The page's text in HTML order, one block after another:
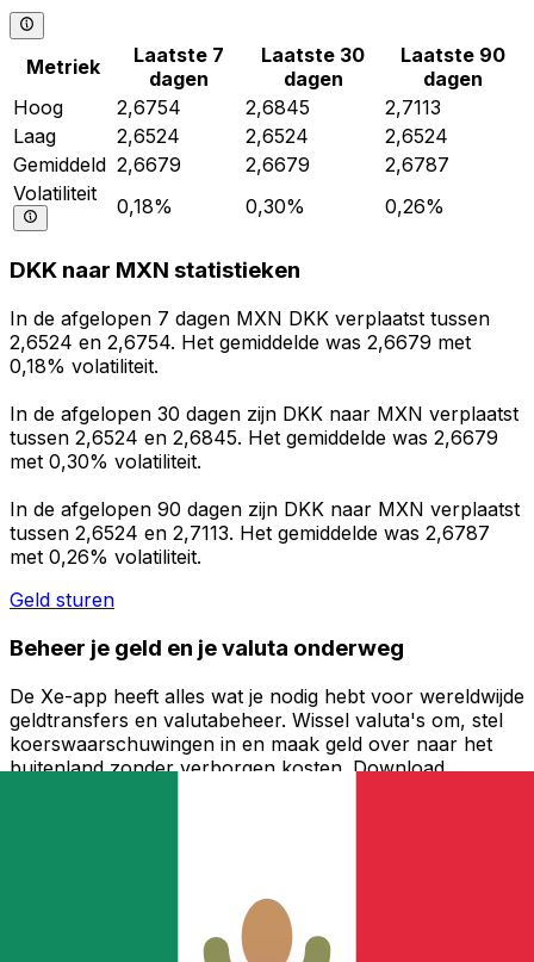
Metriek
Laatste 7
dagen
Laatste 30
dagen
Laatste 90
dagen
Hoog
2,6754 2,6845
2,7113
Laag
2,6524 2,6524
2,6524
Gemiddeld 2,6679 2,6679
2,6787
Volatiliteit
0,18% 0,30% 0,26%
DKK naar MXN statistieken
In de afgelopen 7 dagen MXN DKK verplaatst tussen
2,6524 en 2,6754. Het gemiddelde was 2,6679 met
0,18% volatiliteit.
In de afgelopen 30 dagen zijn DKK naar MXN verplaatst
tussen 2,6524 en 2,6845. Het gemiddelde was 2,6679
met 0,30% volatiliteit.
In de afgelopen 90 dagen zijn DKK naar MXN verplaatst
tussen 2,6524 en 2,7113. Het gemiddelde was 2,6787
met 0,26% volatiliteit.
Geld sturen
Beheer je geld en je valuta onderweg
De Xe-app heeft alles wat je nodig hebt voor wereldwijde
geldtransfers en valutabeheer. Wissel valuta's om, stel
koerswaarschuwingen in en maak geld over naar het
buitenland zonder verborgen kosten. Download